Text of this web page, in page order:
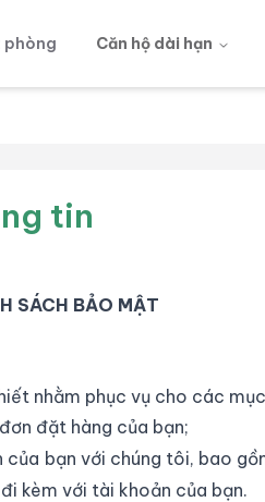
Căn hộ dài hạn
tin
SÁCH BẢO MẬT
nhằm phục vụ cho các
đặt hàng của bạn;
bạn với chúng tôi, bao
kèm với tài khoản của bạn.